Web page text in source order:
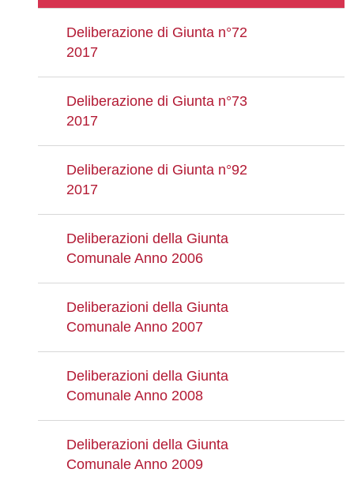
Deliberazione di Giunta n°72
2017
Deliberazione di Giunta n°73
2017
Deliberazione di Giunta n°92
2017
Deliberazioni della Giunta
Comunale Anno 2006
Deliberazioni della Giunta
Comunale Anno 2007
Deliberazioni della Giunta
Comunale Anno 2008
Deliberazioni della Giunta
Comunale Anno 2009